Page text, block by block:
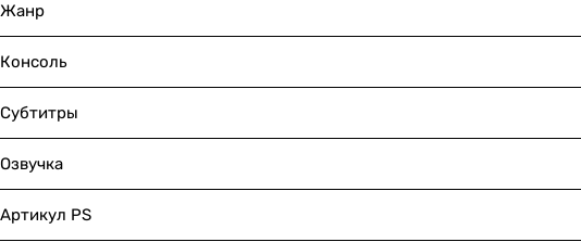
Жанр
Консоль
Субтитры
Озвучка
Артикул PS